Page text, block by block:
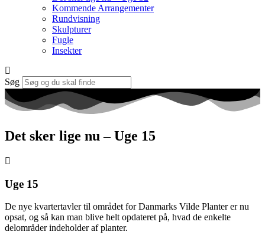
Kommende Arrangementer
Rundvisning
Skulpturer
Fugle
Insekter
Søg
Det sker lige nu – Uge 15
Uge 15
De nye kvartertavler til området for Danmarks Vilde Planter er nu
opsat, og så kan man blive helt opdateret på, hvad de enkelte
delområder indeholder af planter.